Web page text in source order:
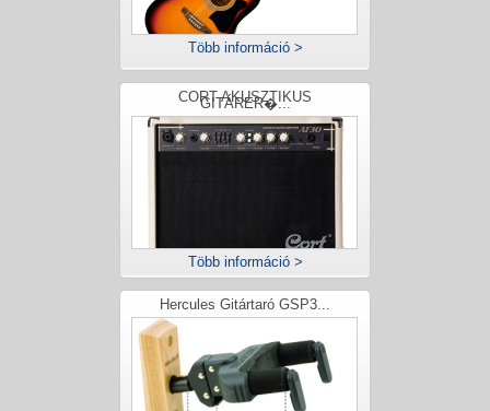
Több információ >
CORT AKUSZTIKUS
GITÁRER�...
Több információ >
Hercules Gitártaró GSP3...